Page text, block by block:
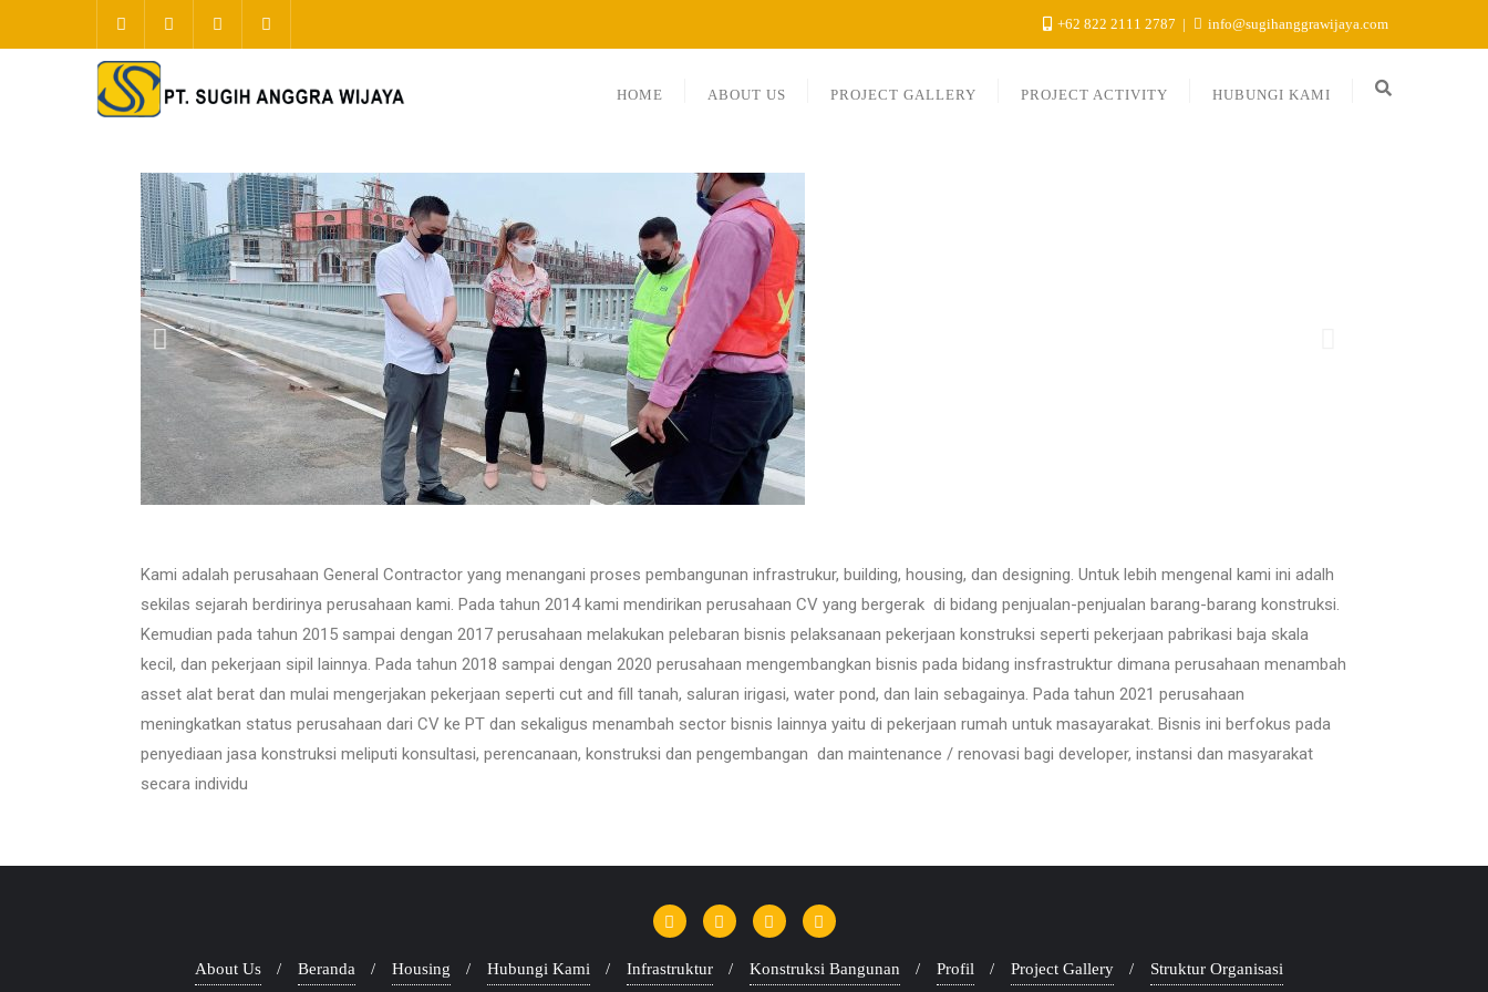
+62 822 2111 2787 info@sugihanggrawijaya.com
HOME ABOUT US PROJECT GALLERY PROJECT ACTIVITY HUBUNGI KAMI
Kami adalah perusahaan General Contractor yang menangani proses pembangunan infrastrukur, building, housing, dan designing. Untuk lebih mengenal kami ini adalh
sekilas sejarah berdirinya perusahaan kami. Pada tahun 2014 kami mendirikan perusahaan CV yang bergerak di bidang penjualan-penjualan barang-barang konstruksi.
Kemudian pada tahun 2015 sampai dengan 2017 perusahaan melakukan pelebaran bisnis pelaksanaan pekerjaan konstruksi seperti pekerjaan pabrikasi baja skala
kecil, dan pekerjaan sipil lainnya. Pada tahun 2018 sampai dengan 2020 perusahaan mengembangkan bisnis pada bidang insfrastruktur dimana perusahaan menambah
asset alat berat dan mulai mengerjakan pekerjaan seperti cut and fill tanah, saluran irigasi, water pond, dan lain sebagainya. Pada tahun 2021 perusahaan
meningkatkan status perusahaan dari CV ke PT dan sekaligus menambah sector bisnis lainnya yaitu di pekerjaan rumah untuk masayarakat. Bisnis ini berfokus pada
penyediaan jasa konstruksi meliputi konsultasi, perencanaan, konstruksi dan pengembangan dan maintenance / renovasi bagi developer, instansi dan masyarakat
secara individu
About Us Beranda Housing Hubungi Kami Infrastruktur Konstruksi Bangunan Profil Project Gallery Struktur Organisasi